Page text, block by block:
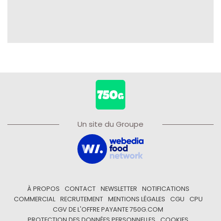
Un site du Groupe
À PROPOS CONTACT NEWSLETTER
NOTIFICATIONS
COMMERCIAL
RECRUTEMENT MENTIONS LÉGALES CGU
CPU
CGV DE L'OFFRE PAYANTE 750G.COM